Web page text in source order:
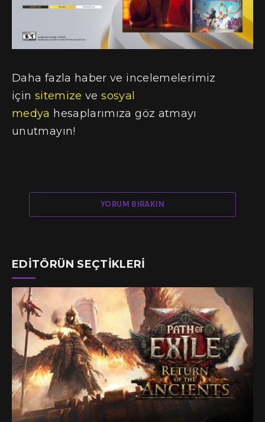
Daha fazla haber ve incelemelerimiz
için sitemize vesosyal
medya hesaplarımıza göz atmayı
unutmayın!
YORUM BIRAKIN
EDITÖRÜN SEÇTIKLERI